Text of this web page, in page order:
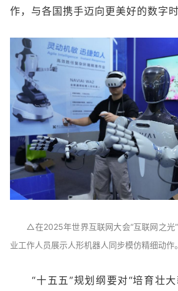
作，与各国携手迈向更美好的数字时
△在2025年世界互联网大会“互联网之光”
业工作人员展示人形机器人同步模仿精细动作。
“十五五”规划纲要对“培育壮大